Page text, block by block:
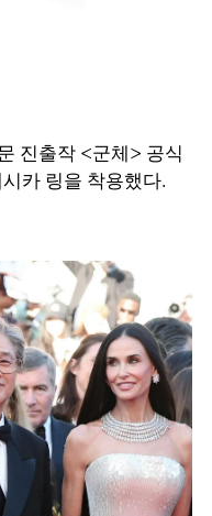
진출작 <군체> 공식
카 링을 착용했다.